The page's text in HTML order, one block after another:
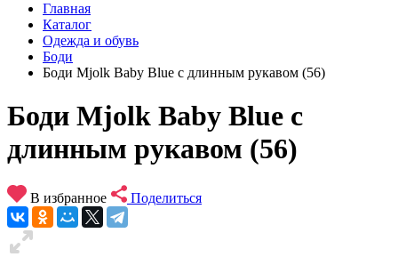
Главная
Каталог
Одежда и обувь
Боди
Боди Mjolk Baby Blue с длинным рукавом (56)
Боди Mjolk Baby Blue с
длинным рукавом (56)
В избранное Поделиться